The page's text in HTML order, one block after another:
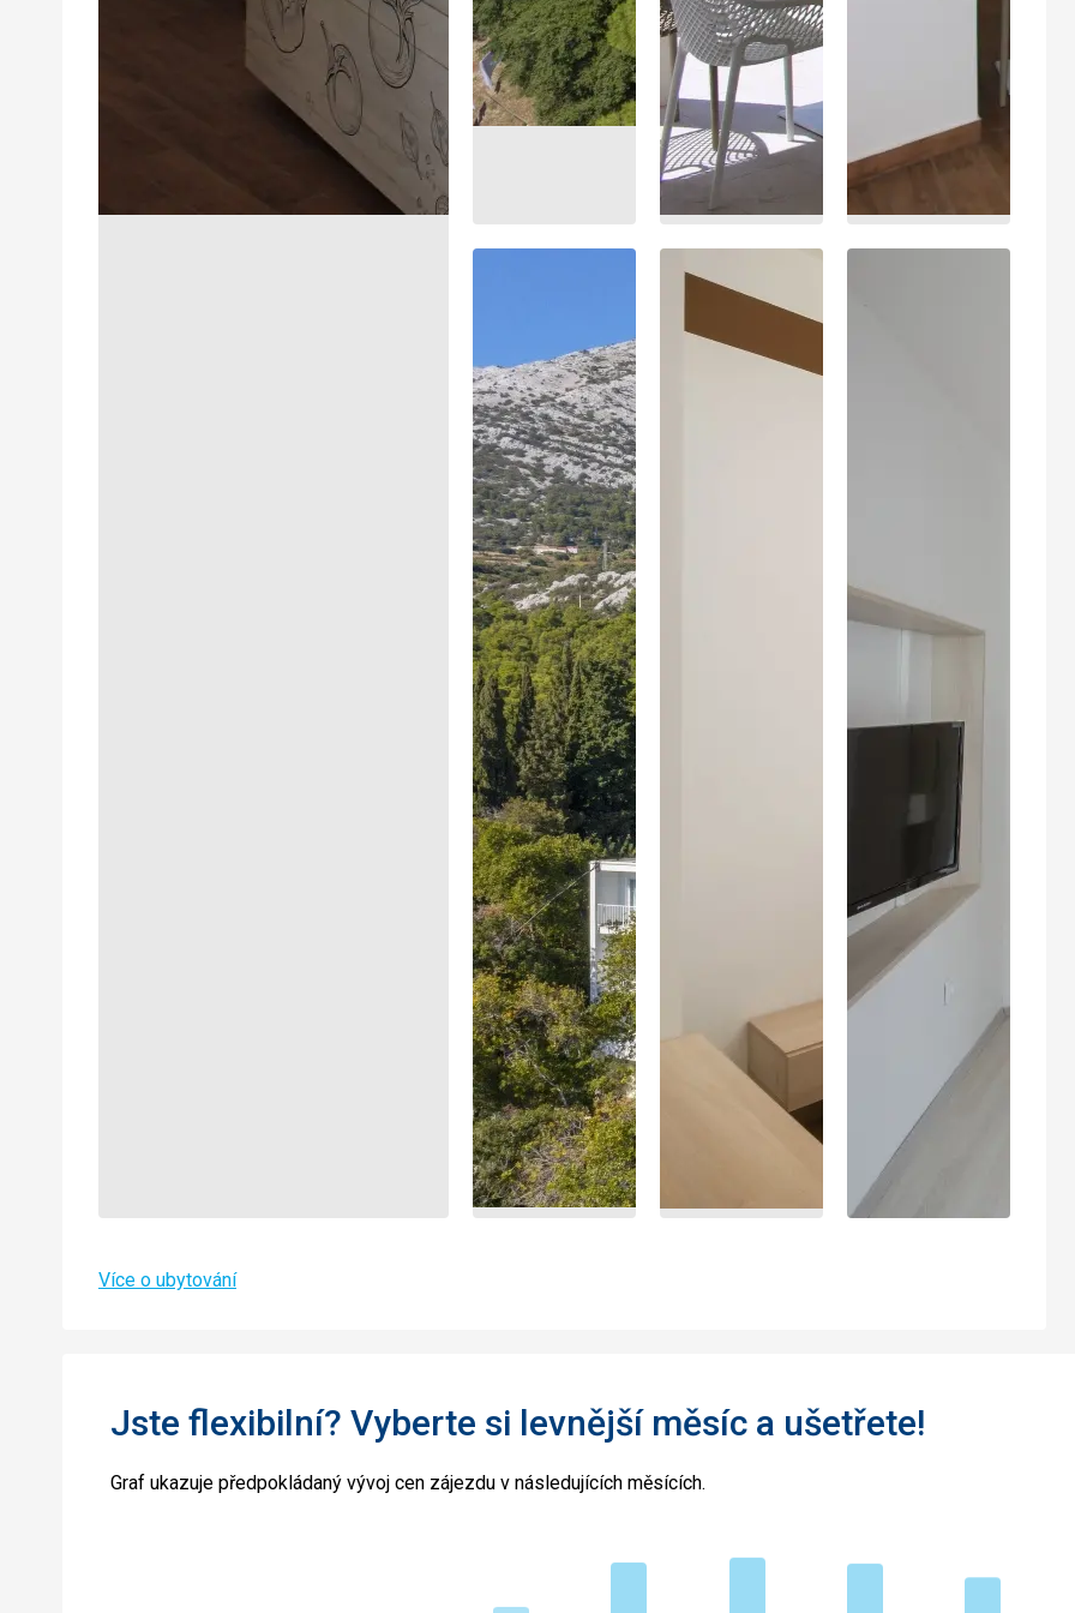
Více o ubytování
Jste flexibilní? Vyberte si levnější měsíc a ušetřete!
Graf ukazuje předpokládaný vývoj cen zájezdu v následujících měsících.